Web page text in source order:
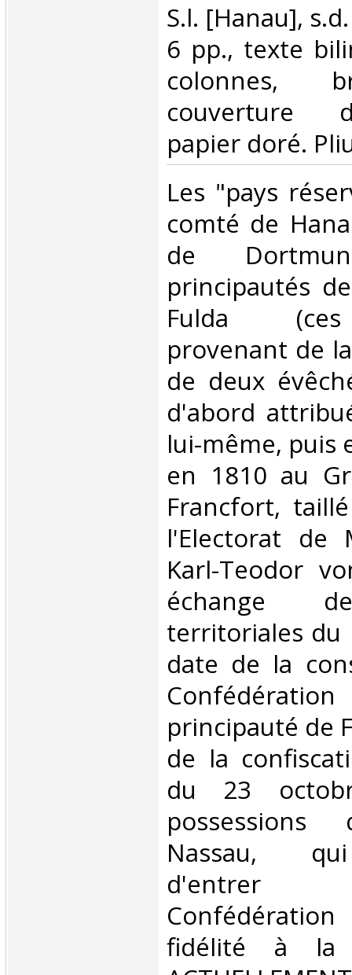
‎S.l. [Hanau],
6 pp., texte
colonnes,
couverture
papier doré.
‎Les "pays
comté de
de
principautés
Fulda
provenant de
de deux
d'abord
lui-même, puis
en 1810 au
Francfort,
l'Electorat de
Karl-Teodor
échange
territoriales du
date de la
principauté de
de la
du 23
possessions
Nassau,
d'entrer
fidélité à la